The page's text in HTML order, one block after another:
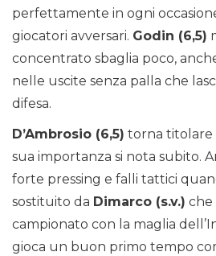
perfettamente in ogni
giocatori avversari. Godin (6,5)
concentrato sbaglia poco,
nelle uscite senza palla che
difesa.
D’Ambrosio (6,5) torna titolare
sua importanza si nota subito.
forte pressing e falli tattici
sostituito da Dimarco (s.v.) che
campionato con la maglia
gioca un buon primo tempo